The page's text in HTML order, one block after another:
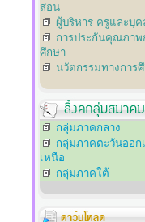
สอน
ผู้บริหาร-ครูและบุค
การประกันคุณภาพ
ศึกษา
นวัตกรรมทางการ
กลุ่มภาคกลาง
กลุ่มภาคตะวันออก
เหนือ
กลุ่มภาคใต้